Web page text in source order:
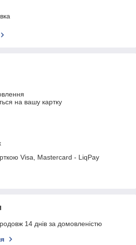
на вашу картку
Visa, Mastercard - LiqPay
14 днів за домовленістю